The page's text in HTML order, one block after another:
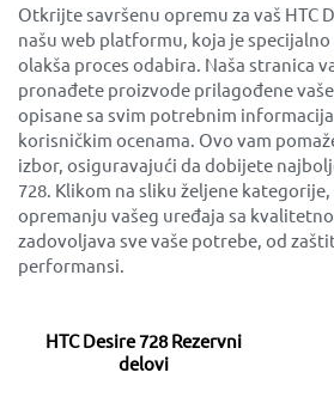
Otkrijte savršenu opremu za vaš HTC
našu web platformu, koja je
olakša proces odabira. Naša stranica
pronađete proizvode prilagođene
opisane sa svim potrebnim
korisničkim ocenama. Ovo vam
izbor, osiguravajući da dobijete
728. Klikom na sliku željene
opremanju vašeg uređaja sa
zadovoljava sve vaše potrebe, od
performansi.
HTC Desire 728 Rezervni
delovi